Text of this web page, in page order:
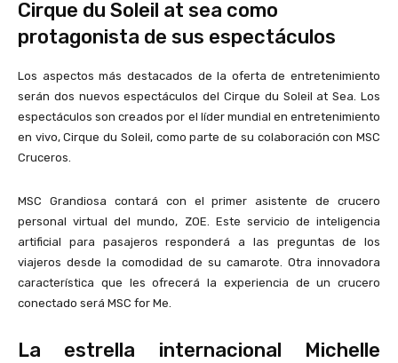
Cirque du Soleil at sea como
protagonista de sus espectáculos
Los aspectos más destacados de la oferta de entretenimiento
serán dos nuevos espectáculos del Cirque du Soleil at Sea. Los
espectáculos son creados por el líder mundial en entretenimiento
en vivo, Cirque du Soleil, como parte de su colaboración con MSC
Cruceros.
MSC Grandiosa contará con el primer asistente de crucero
personal virtual del mundo, ZOE. Este servicio de inteligencia
artificial para pasajeros responderá a las preguntas de los
viajeros desde la comodidad de su camarote. Otra innovadora
característica que les ofrecerá la experiencia de un crucero
conectado será MSC for Me.
La estrella internacional Michelle